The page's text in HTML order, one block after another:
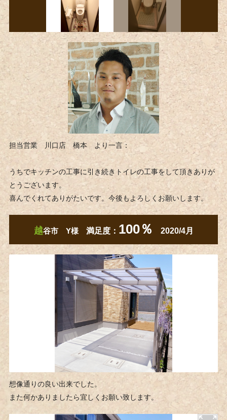
担当営業 川口店 橋本 より一言：
うちでキッチンの工事に引き続きトイレの工事をして頂きありが
とうございます。
喜んでくれてありがたいです。今後もよろしくお願いします。
越谷市 Y様 満足度： 100％ 2020/4月
想像通りの良い出来でした。
また何かありましたら宜しくお願い致します。